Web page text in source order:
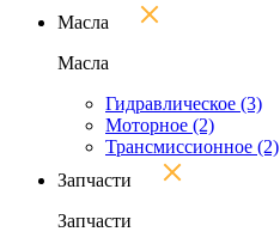
Масла
Масла
Гидравлическое (3)
Моторное (2)
Трансмиссионное (2)
Запчасти
Запчасти